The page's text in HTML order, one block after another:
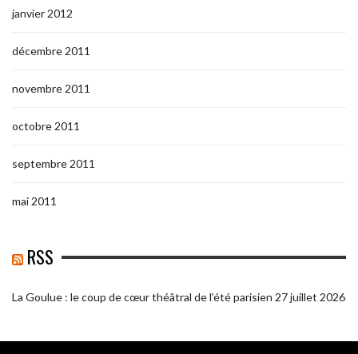
janvier 2012
décembre 2011
novembre 2011
octobre 2011
septembre 2011
mai 2011
RSS
La Goulue : le coup de cœur théâtral de l’été parisien 27 juillet 2026